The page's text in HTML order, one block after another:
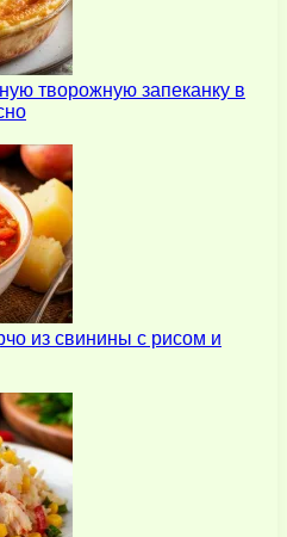
творожную запеканку в
из свинины с рисом и